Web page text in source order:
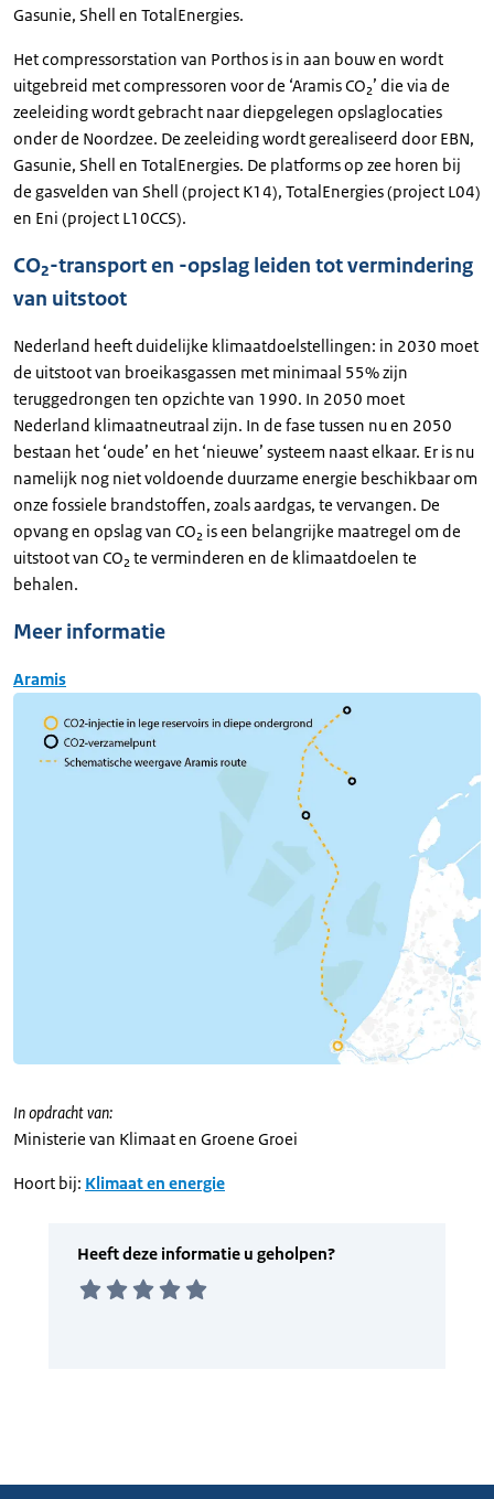
Gasunie, Shell en TotalEnergies.
Het compressorstation van Porthos is in aan bouw en wordt
uitgebreid met compressoren voor de ‘Aramis CO₂’ die via de
zeeleiding wordt gebracht naar diepgelegen opslaglocaties
onder de Noordzee. De zeeleiding wordt gerealiseerd door EBN,
Gasunie, Shell en TotalEnergies. De platforms op zee horen bij
de gasvelden van Shell (project K14), TotalEnergies (project L04)
en Eni (project L10CCS).
CO₂-transport en -opslag leiden tot vermindering
van uitstoot
Nederland heeft duidelijke klimaatdoelstellingen: in 2030 moet
de uitstoot van broeikasgassen met minimaal 55% zijn
teruggedrongen ten opzichte van 1990. In 2050 moet
Nederland klimaatneutraal zijn. In de fase tussen nu en 2050
bestaan het ‘oude’ en het ‘nieuwe’ systeem naast elkaar. Er is nu
namelijk nog niet voldoende duurzame energie beschikbaar om
onze fossiele brandstoffen, zoals aardgas, te vervangen. De
opvang en opslag van CO₂ is een belangrijke maatregel om de
uitstoot van CO₂ te verminderen en de klimaatdoelen te
behalen.
Meer informatie
Aramis
In opdracht van:
Ministerie van Klimaat en Groene Groei
Hoort bij: Klimaat en energie